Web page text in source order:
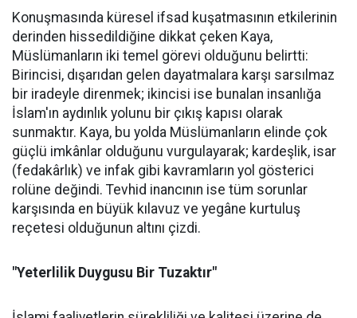
Konuşmasında küresel ifsad kuşatmasının etkilerinin
derinden hissedildiğine dikkat çeken Kaya,
Müslümanların iki temel görevi olduğunu belirtti:
Birincisi, dışarıdan gelen dayatmalara karşı sarsılmaz
bir iradeyle direnmek; ikincisi ise bunalan insanlığa
İslam'ın aydınlık yolunu bir çıkış kapısı olarak
sunmaktır. Kaya, bu yolda Müslümanların elinde çok
güçlü imkânlar olduğunu vurgulayarak; kardeşlik, isar
(fedakârlık) ve infak gibi kavramların yol gösterici
rolüne değindi. Tevhid inancının ise tüm sorunlar
karşısında en büyük kılavuz ve yegâne kurtuluş
reçetesi olduğunun altını çizdi.
"Yeterlilik Duygusu Bir Tuzaktır"